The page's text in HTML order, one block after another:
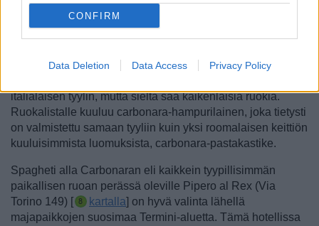
CONFIRM
Data Deletion Data Access Privacy Policy
mutta täältä saa myös muita ruokia, kuten hampurilaisia.
(Via Porto Fluviale 22) [
kartalla]. Tämä on perinteinen
italialaisen tyylin, mutta sieltä saa kaikenlaisia ruokia.
Ruokalistalle kuuluu carbonara-hampurilainen, joka tietysti
on valmistettu samaan tyyliin kuin yksi roomalaisen keittiön
kuuluisimmista luomuksista, carbonara-pastakastike.
Spagheti alla Carbonaran eli kaikkein tyypillisimmän
paikallisen ruoan perässä oleville Pipero al Rex (Via
Torino 149) [
kartalla] on hyvä valinta lähellä
majapaikkojen suosimaa Termini-aluetta. Tämä hotellissa